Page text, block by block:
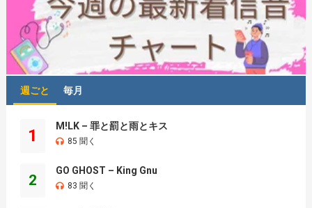
週ごと 毎月
1
M!LK – 罪と罰と雨とキス
85 聞く
2
GO GHOST – King Gnu
83 聞く